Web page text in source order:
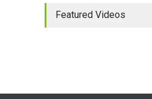
Featured Videos